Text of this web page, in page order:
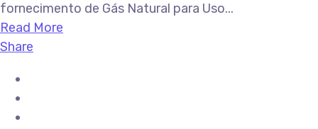
fornecimento de Gás Natural para Uso...
Read More
Share